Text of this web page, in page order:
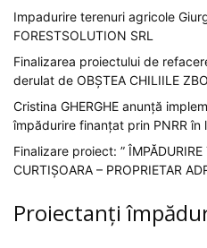
Impadurire terenuri agricole
FORESTSOLUTION SRL
Finalizarea proiectului de
derulat de OBȘTEA CHILIILE
Cristina GHERGHE anunță
împădurire finanțat prin PNRR
Finalizare proiect: ” ÎMPĂDURIRE
CURTIȘOARA – PROPRIETAR
Proiectanți